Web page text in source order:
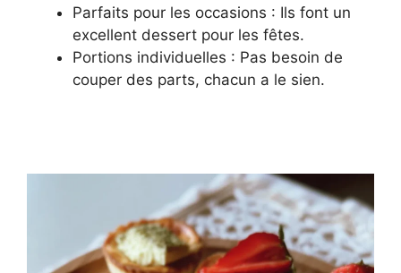
Parfaits pour les occasions : Ils font un
excellent dessert pour les fêtes.
Portions individuelles : Pas besoin de
couper des parts, chacun a le sien.